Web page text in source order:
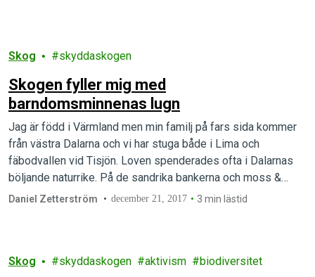
Skog skyddaskogen
Skogen fyller mig med
barndomsminnenas lugn
Jag är född i Värmland men min familj på fars sida kommer
från västra Dalarna och vi har stuga både i Lima och
fäbodvallen vid Tisjön. Loven spenderades ofta i Dalarnas
böljande naturrike. På de sandrika bankerna och moss &
lavklädda stenar och tallarna har jag lekt oändligt mycket. När
Daniel Zetterström december 21, 2017 3 min lästid
Skog skyddaskogen aktivism biodiversitet